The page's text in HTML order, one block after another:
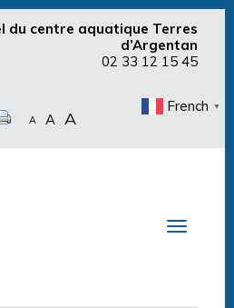
du centre aquatique Terres
d’Argentan
02 33 12 15 45
A A A
French ▼
Toggle